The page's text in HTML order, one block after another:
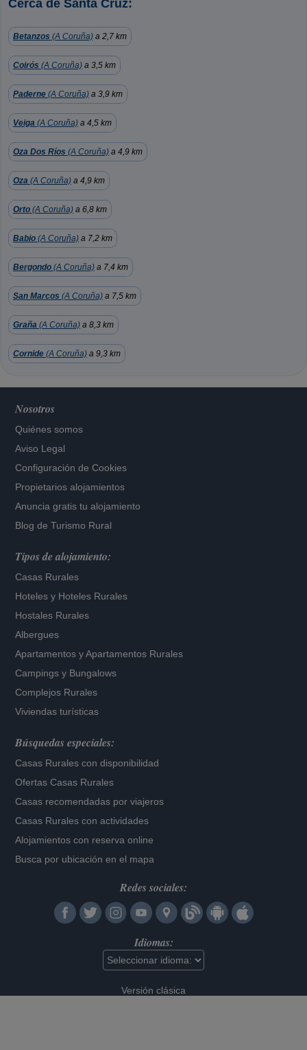
Cerca de Santa Cruz:
Betanzos (A Coruña) a 2,7 km
Coirós (A Coruña) a 3,5 km
Paderne (A Coruña) a 3,9 km
Veiga (A Coruña) a 4,5 km
Oza Dos Ríos (A Coruña) a 4,9 km
Oza (A Coruña) a 4,9 km
Orto (A Coruña) a 6,8 km
Babio (A Coruña) a 7,2 km
Bergondo (A Coruña) a 7,4 km
San Marcos (A Coruña) a 7,5 km
Graña (A Coruña) a 8,3 km
Cornide (A Coruña) a 9,3 km
Nosotros
Quiénes somos
Aviso Legal
Configuración de Cookies
Propietarios alojamientos
Anuncia gratis tu alojamiento
Blog de Turismo Rural
Tipos de alojamiento:
Casas Rurales
Hoteles y Hoteles Rurales
Hostales Rurales
Albergues
Apartamentos yApartamentos Rurales
Campings y Bungalows
Complejos Rurales
Viviendas turísticas
Búsquedas especiales:
Casas Rurales con disponibilidad
Ofertas Casas Rurales
Casas recomendadas por viajeros
Casas Rurales con actividades
Alojamientos con reserva online
Busca por ubicación en el mapa
Redes sociales:
Idiomas:
Versión clásica